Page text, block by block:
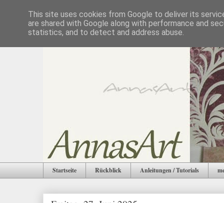
Startseite Rückblick Anleitungen / Tutorials
This site uses cookies from Google to deliver its
are shared with Google along with performance and
statistics, and to detect and address abuse.